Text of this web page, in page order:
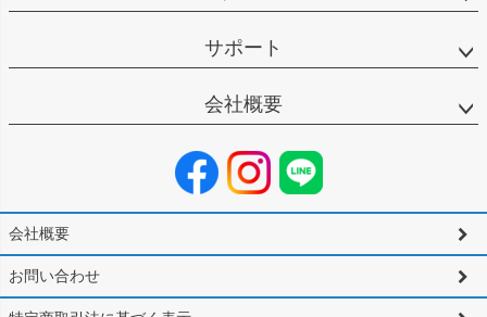
サポート
会社概要
会社概要
お問い合わせ